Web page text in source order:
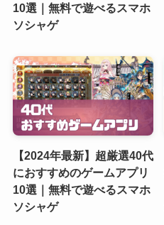
10選｜無料で遊べるスマホ
ソシャゲ
【2024年最新】超厳選40代
におすすめのゲームアプリ
10選｜無料で遊べるスマホ
ソシャゲ